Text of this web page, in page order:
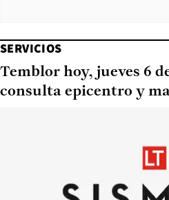
SERVICIOS
Temblor hoy, jueves 6
consulta epicentro y